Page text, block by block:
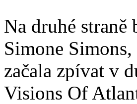
Na druhé
Simone
začala zpívat v
Visions Of